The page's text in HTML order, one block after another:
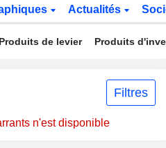
Actualités
Produits de levier Produits
Filtres
n'est disponible